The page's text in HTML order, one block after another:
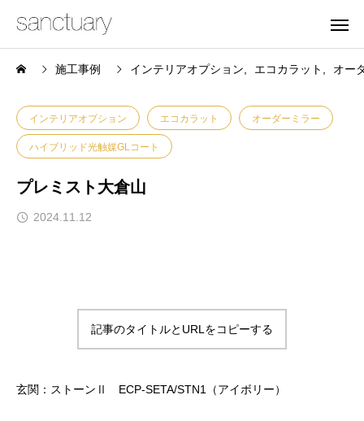
施工事例 インテリアオプション エコカラット オー
インテリアオプション エコカラット オーダーミラー
ハイブリッド光触媒GLコート
プレミスト大倉山
2024.11.12
記事のタイトルとURLをコピーする
玄関：ストーンⅡ ECP-SETA/STN1（アイボリー）